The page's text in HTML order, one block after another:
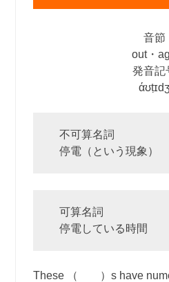
音節
out・
発音記
άʊṭɪdʒ
不可算名詞
停電（という現象）
可算名詞
停電している時間
These （ ）s have